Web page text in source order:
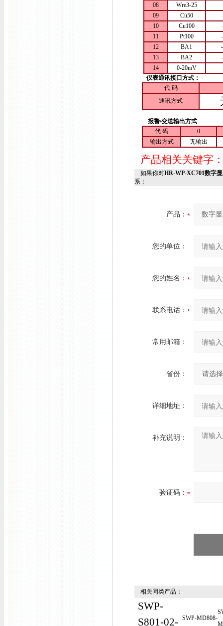
08
Wre3-25
09
Cu50
10
Cu100
11
Pt100
12
BA1
13
BA2
14
0-20mV
仪表通讯接口方式：
代 码
通讯方式
报警/变送输出方式
代 码
0
输出方式
无输出
产品相关关键字
如果你对HR-WP-XC701数字
系：
产品：
您的单位：
您的姓名：
联系电话：
常用邮箱：
省份：
详细地址：
补充说明：
验证码：
相关同类产品：
SWP-
S801-02-
SWP-MD808-